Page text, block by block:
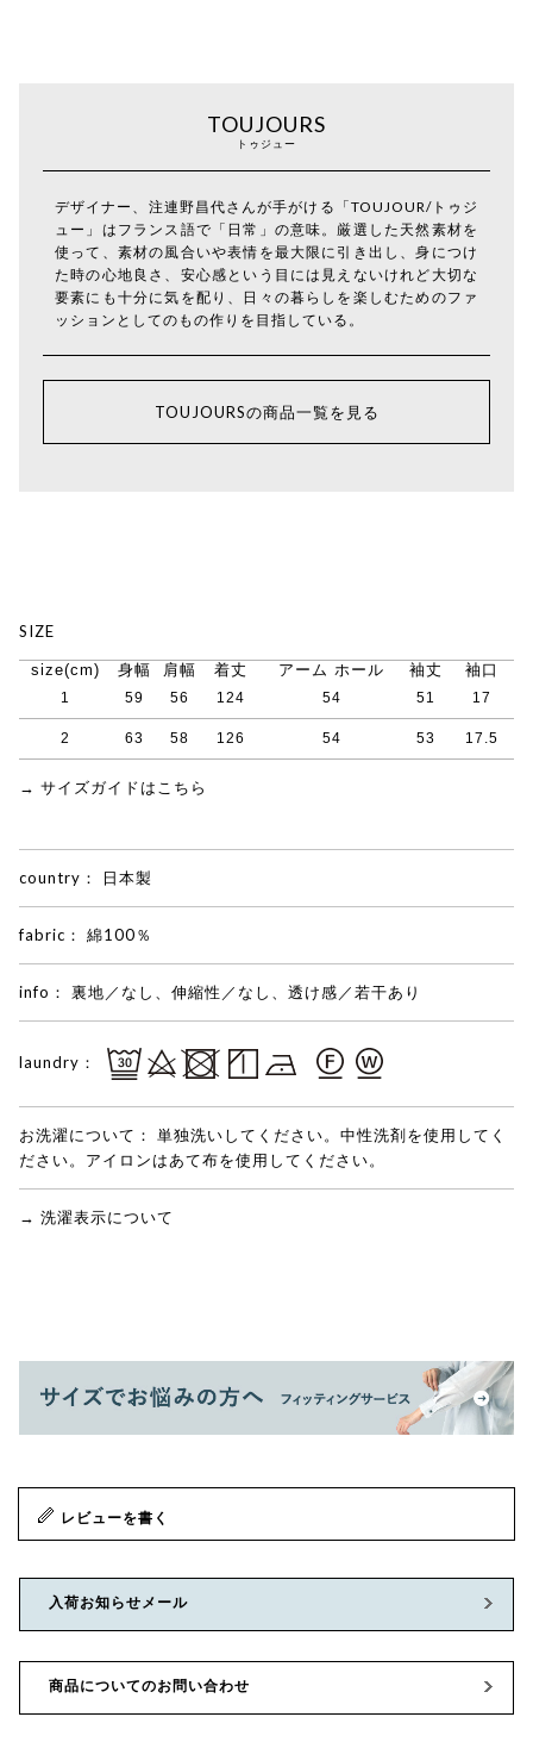
TOUJOURS
トゥジュー
デザイナー、注連野昌代さんが手がける「TOUJOUR/トゥジ
ュー」はフランス語で「日常」の意味。厳選した天然素材を
使って、素材の風合いや表情を最大限に引き出し、身につけ
た時の心地良さ、安心感という目には見えないけれど大切な
要素にも十分に気を配り、日々の暮らしを楽しむためのファ
ッションとしてのもの作りを目指している。
TOUJOURSの商品一覧を見る
SIZE
size(cm) 身幅 肩幅 着丈 アーム ホール 袖丈 袖口
1 59 56 124 54 51 17
2 63 58 126 54 53 17.5
→ サイズガイドはこちら
country： 日本製
fabric： 綿100％
info： 裏地／なし、伸縮性／なし、透け感／若干あり
laundry：
お洗濯について：
単独洗いしてください。中性洗剤を使用してく
ださい。アイロンはあて布を使用してください。
→ 洗濯表示について
レビューを書く
入荷お知らせメール
商品についてのお問い合わせ